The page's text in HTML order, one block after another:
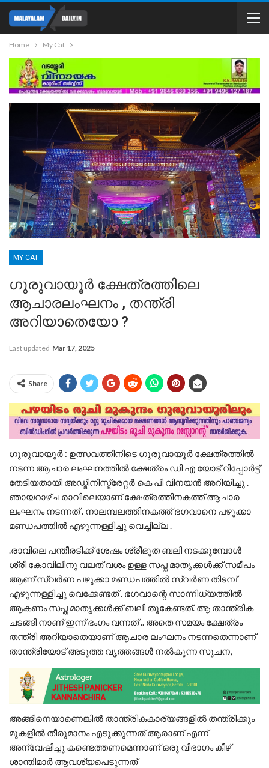
Home My Cat
MY CAT
ഗുരുവായൂർ ക്ഷേത്രത്തിലെ
ആചാരലംഘനം , തന്ത്രി
അറിയാതെയോ ?
Last updated Mar 17, 2025
Share
ഗുരുവായൂർ : ഉത്സവത്തിനിടെ ഗുരുവായൂർ ക്ഷേത്രത്തിൽ
നടന്ന ആചാര ലംഘനത്തിൽ ക്ഷേത്രം ഡി എ യോട് റിപ്പോർട്ട്
തേടിയതായി അഡ്മിനിസ്ട്രേറ്റർ കെ പി വിനയൻ അറിയിച്ചു .
ഞായറാഴ്ച രാവിലെയാണ് ക്ഷേത്രത്തിനകത്ത് ആചാര
ലംഘനം നടന്നത് . നാലമ്പലത്തിനകത്ത് ഭഗവാനെ പഴുക്കാ
മണ്ഡപത്തിൽ എഴുന്നള്ളിച്ചു വെച്ചില്ല .
.രാവിലെ പന്തീരടിക്ക് ശേഷം ശ്രീഭൂത ബലി നടക്കുമ്പോൾ
ശ്രീ കോവിലിനു വലത് വശം ഉള്ള സപ്ത മാതൃക്കൾക്ക് സമീപം
ആണ് സ്വർണ പഴുക്കാ മണ്ഡപത്തിൽ സ്വർണ തിടമ്പ്
എഴുന്നള്ളിച്ചു വെക്കേണ്ടത് . ഭഗവാന്റെ സാന്നിധ്യത്തിൽ
ആകണം സപ്ത മാതൃക്കൾക്ക് ബലി തൂകേണ്ടത്. ആ താന്ത്രിക
ചടങ്ങി നാണ് ഇന്ന് ഭംഗം വന്നത് .. അതെ സമയം ക്ഷേത്രം
തന്ത്രി അറിയാതെയാണ് ആചാര ലംഘനം നടന്നതെന്നാണ്
താന്ത്രിയോട് അടുത്ത വൃത്തങ്ങൾ നൽകുന്ന സൂചന,
അങ്ങിനെയാണെങ്കിൽ താന്ത്രികകാര്യങ്ങളിൽ തന്ത്രിക്കും
മുകളിൽ തീരുമാനം എടുക്കുന്നത് ആരാണ് എന്ന്
അന്വേഷിച്ചു കണ്ടെത്തണമെന്നാണ് ഒരു വിഭാഗം കീഴ്
ശാന്തിമാർ ആവശ്യപെടുന്നത്